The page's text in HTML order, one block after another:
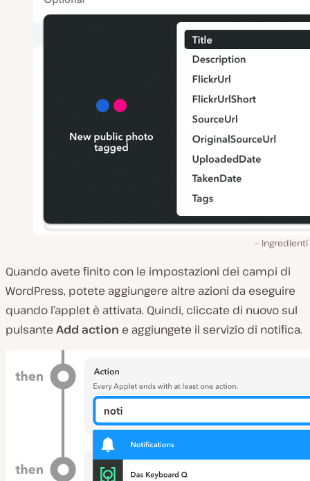
Ingredienti
Quando avete finito con le impostazioni dei campi di
WordPress, potete aggiungere altre azioni da eseguire
quando l’applet è attivata. Quindi, cliccate di nuovo sul
pulsante Add action e aggiungete il servizio di notifica.